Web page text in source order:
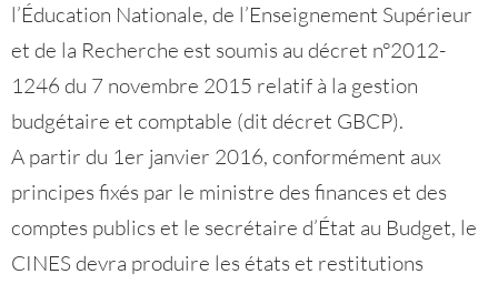
l’Éducation Nationale, de l’Enseignement Supérieur
et de la Recherche est soumis au décret n°2012-
1246 du 7 novembre 2015 relatif à la gestion
budgétaire et comptable (dit décret GBCP).
A partir du 1er janvier 2016, conformément aux
principes fixés par le ministre des finances et des
comptes publics et le secrétaire d’État au Budget, le
CINES devra produire les états et restitutions